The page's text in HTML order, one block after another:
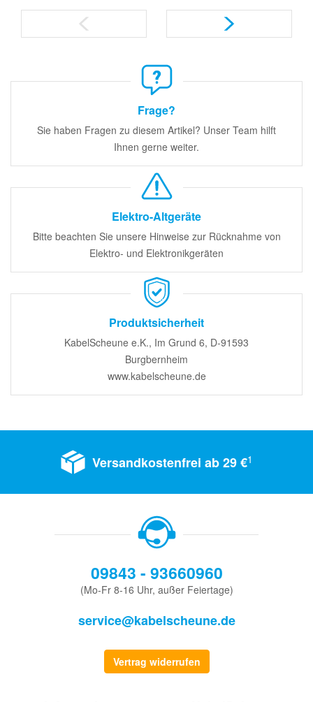
Frage?
Sie haben Fragen zu diesem Artikel? Unser Team hilft
Ihnen gerne weiter.
Elektro-Altgeräte
Bitte beachten Sie unsere Hinweise zur Rücknahme von
Elektro- und Elektronikgeräten
Produktsicherheit
KabelScheune e.K., Im Grund 6, D-91593
Burgbernheim
www.kabelscheune.de
Versandkostenfrei ab 29 €1
09843 - 93660960
(Mo-Fr 8-16 Uhr, außer Feiertage)
service@kabelscheune.de
Vertrag widerrufen